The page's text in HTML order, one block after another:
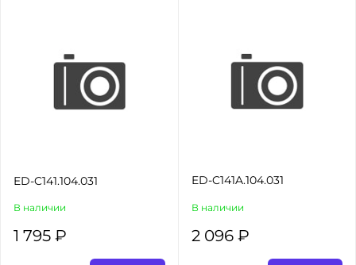
ED-C141.104.031
В наличии
1 795 ₽
ED-C141A.104.031
В наличии
2 096 ₽